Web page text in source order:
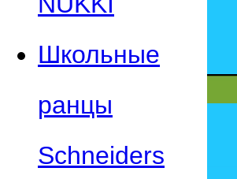
Школьные
ранцы
Schneiders